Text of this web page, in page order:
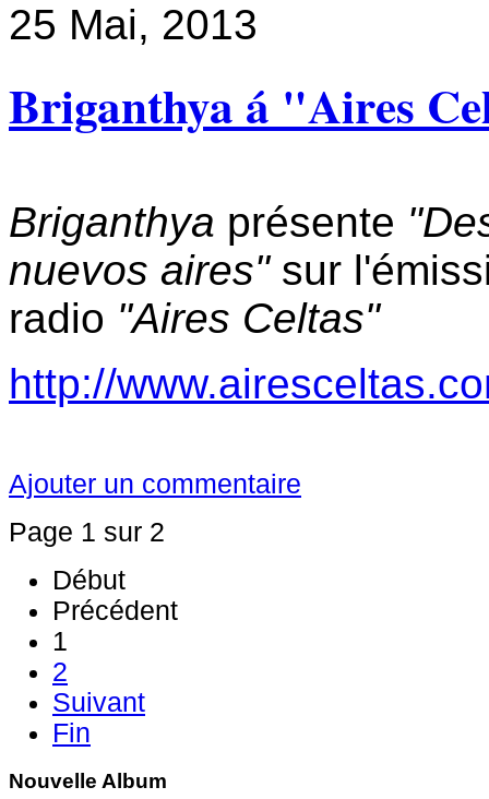
25 Mai, 2013
Briganthya á "Aires
Briganthya présente
nuevos aires" sur
radio "Aires Celtas"
http://
Ajouter un commentaire
Page 1 sur 2
Début
Précédent
1
2
Suivant
Fin
Nouvelle Album